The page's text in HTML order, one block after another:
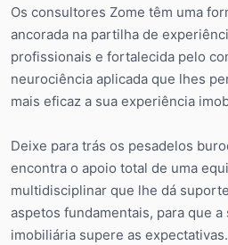
Os consultores Zome têm uma
ancorada na partilha de
profissionais e fortalecida pelo
neurociência aplicada que lhes
mais eficaz a sua experiência
Deixe para trás os pesadelos
encontra o apoio total de uma
multidisciplinar que lhe dá
aspetos fundamentais, para que
imobiliária supere as expectativas.